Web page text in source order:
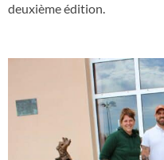
deuxième édition.